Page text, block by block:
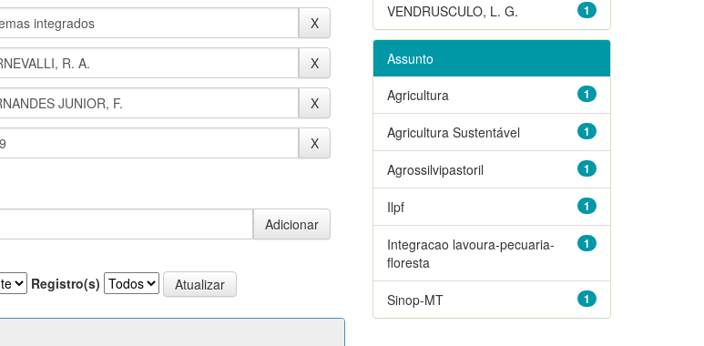
Registro(s)
1
VENDRUSCULO, L. G.
Assunto
1
Agricultura
1
Agricultura Sustentável
1
Agrossilvipastoril
1
Ilpf
1
Integracao lavoura-pecuaria-
floresta
1
Sinop-MT